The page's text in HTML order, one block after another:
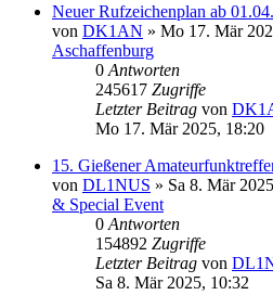
Neuer Rufzeichenplan ab
von DK1AN » Mo 17. Mär
Aschaffenburg
0 Antworten
245617 Zugriffe
Letzter Beitrag von
Mo 17. Mär 2025, 18:20
15. Gießener
von DL1NUS » Sa 8. Mär
& Special Event
0 Antworten
154892 Zugriffe
Letzter Beitrag von
Sa 8. Mär 2025, 10:32